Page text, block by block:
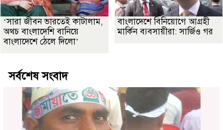
‘সারা জীবন ভারতেই কাটালাম,
অথচ বাংলাদেশি বানিয়ে
বাংলাদেশে ঠেলে দিলো’
বাংলাদেশে বিনিয়োগে আগ্রহী
মার্কিন ব্যবসায়ীরা: সার্জিও গর
সর্বশেষ সংবাদ